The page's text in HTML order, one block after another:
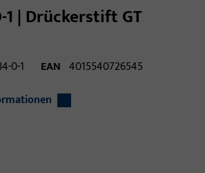
1 | Drückerstift GT
0-1 EAN 4015540726545